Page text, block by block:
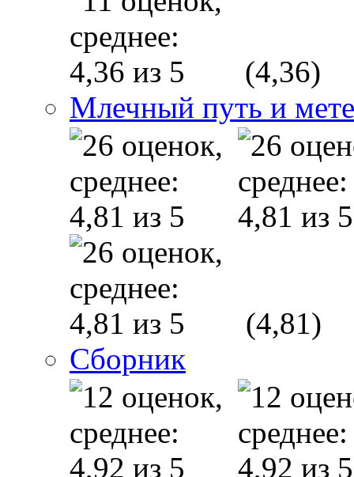
(4,36)
Млечный путь и
(4,81)
Сборник